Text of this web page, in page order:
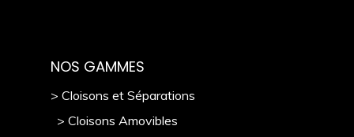
NOS GAMMES
> Cloisons et Séparations
> Cloisons Amovibles